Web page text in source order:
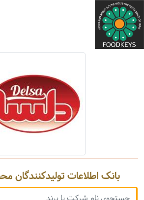
بانک اطلاعات تولیدکنندگان